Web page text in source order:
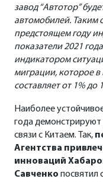
завод “Автотор”
автомобилей. Таким
предстоящем году
показатели 2021
индикатором
миграции, которое в
составляет от 1% до
Наиболее
года
связи с Китаем. Так,
Агентства
инноваций
Савченко посвятил